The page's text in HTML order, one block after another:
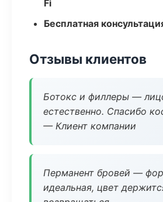
Fi
Бесплатная
Отзывы клиентов
Ботокс и филлеры —
естественно. Спасибо
— Клиент компании
Перманент бровей —
идеальная, цвет